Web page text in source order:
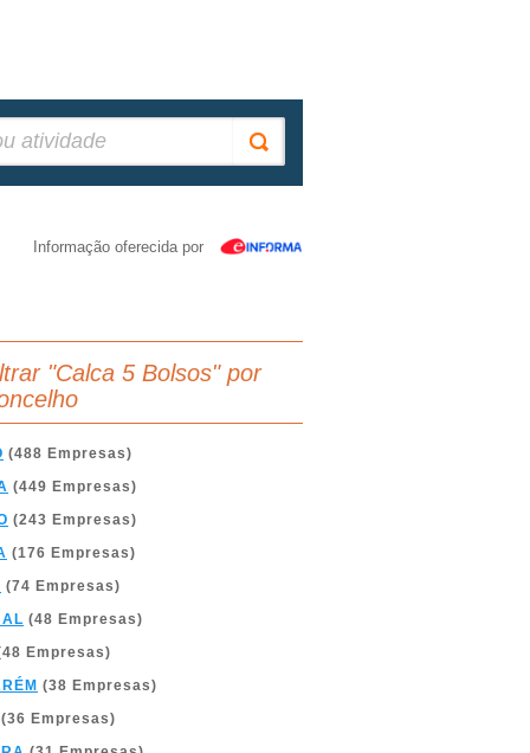
Informação oferecida por
"Calca 5 Bolsos" por
(488 Empresas)
(449 Empresas)
(243 Empresas)
(176 Empresas)
(74 Empresas)
(48 Empresas)
Empresas)
(38 Empresas)
Empresas)